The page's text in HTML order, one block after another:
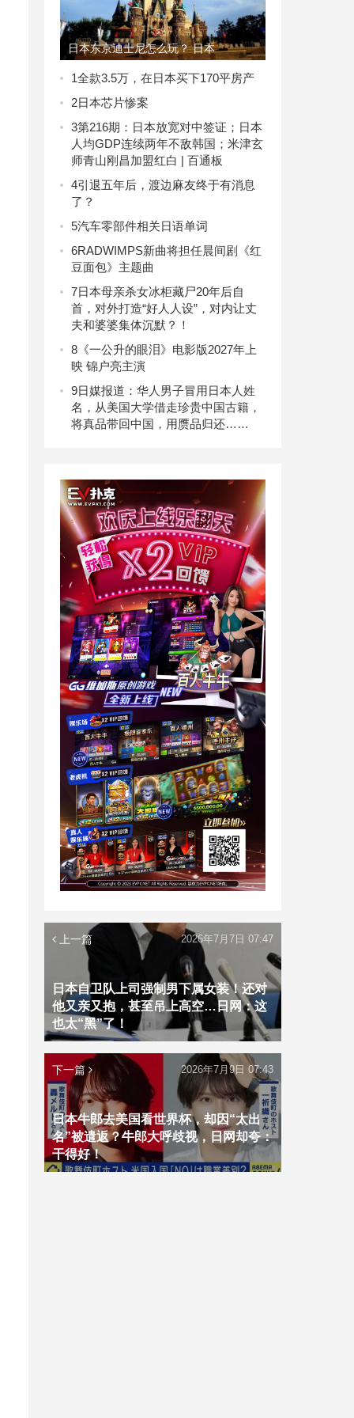
日本东京迪士尼怎么玩？ 日本
1全款3.5万，在日本买下170平房产
2日本芯片惨案
3第216期：日本放宽对中签证；日本
人均GDP连续两年不敌韩国；米津玄
师青山刚昌加盟红白 | 百通板
4引退五年后，渡边麻友终于有消息
了？
5汽车零部件相关日语单词
6RADWIMPS新曲将担任晨间剧《红
豆面包》主题曲
7日本母亲杀女冰柜藏尸20年后自
首，对外打造“好人人设”，对内让丈
夫和婆婆集体沉默？！
8 《一公升的眼泪》电影版2027年上
映 锦户亮主演
9日媒报道：华人男子冒用日本人姓
名，从美国大学借走珍贵中国古籍，
将真品带回中国，用赝品归还……
上一篇
日本自卫队上司强制男下属女装！还对
他又亲又抱，甚至吊上高空…日网：这
也太“黑”了！
2026年7月7日 07:47
下一篇
日本牛郎去美国看世界杯，却因“太出
名”被遣返？牛郎大呼歧视，日网却夸：
干得好！
2026年7月9日 07:43